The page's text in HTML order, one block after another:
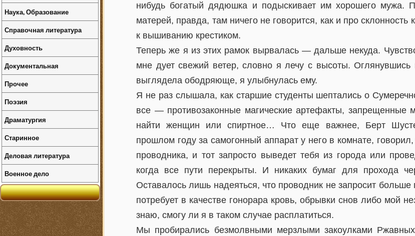
нибудь богатый дядюшка и подыскивает им хорошего мужа.
матерей, правда, там ничего не говорится, как и про
к вышиванию крестиком.
Теперь же я из этих рамок вырвалась — дальше некуда.
мне дует свежий ветер, словно я лечу с высоты.
выглядела ободряюще, я улыбнулась ему.
Я не раз слышала, как старшие студенты шептались о
все — противозаконные магические артефакты, запрещенные
найти женщин или спиртное… Что еще важнее, Берт
прошлом году за самогонный аппарат у него в комнате,
проводника, и тот запросто выведет тебя из города или
когда все пути перекрыты. И никаких бумаг для прохода
Оставалось лишь надеяться, что проводник не запросит
потребует в качестве гонорара кровь, обрывки снов либо мой
знаю, смогу ли я в таком случае расплатиться.
Мы пробирались безмолвными мерзлыми закоулками
Наука, Образование
Справочная литература
Духовность
Документальная
Прочее
Поэзия
Драматургия
Старинное
Деловая литература
Военное дело